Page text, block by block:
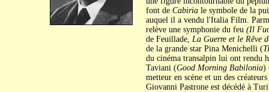
font de Cabiriale symbole de la
auquel il a vendu l'Italia Film.
relève une symphonie du feu (Il
de Feuillade, La Guerre et le Rêve
de la grande star Pina Menichelli (
du cinéma transalpin lui ont rendu
Taviani (Good Morning Babilonia)
metteur en scène et un des
Giovanni Pastrone est décédé à